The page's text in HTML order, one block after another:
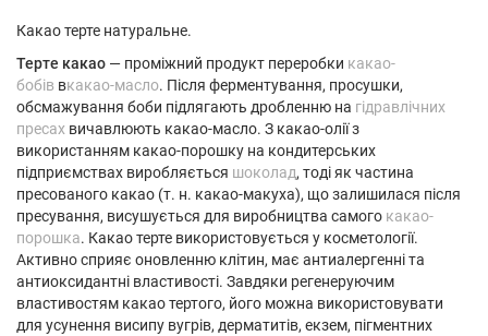
Какао терте натуральне.
Терте какао — проміжний продукт переробки какао-
бобів вкакао-масло. Після ферментування, просушки,
обсмажування боби підлягають дробленню на гідравлічних
пресах вичавлюють какао-масло. З какао-олії з
використанням какао-порошку на кондитерських
підприємствах виробляється шоколад, тоді як частина
пресованого какао (т. н. какао-макуха), що залишилася після
пресування, висушується для виробництва самого какао-
порошка. Какао терте використовується у косметології.
Активно сприяє оновленню клітин, має антиалергенні та
антиоксидантні властивості. Завдяки регенеруючим
властивостям какао тертого, його можна використовувати
для усунення висипу вугрів, дерматитів, екзем, пігментних